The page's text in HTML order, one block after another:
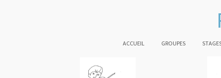
ACCUEIL GROUPES